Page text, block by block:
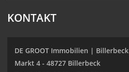
KONTAKT
DE GROOT Immobilien | Billerbeck
Markt 4 - 48727 Billerbeck